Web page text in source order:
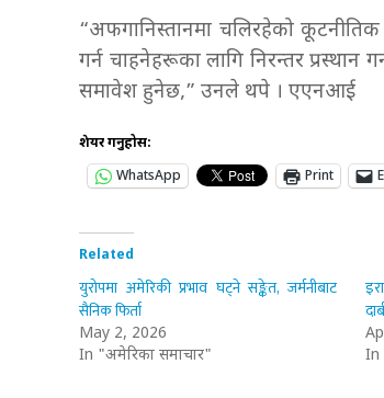
“अफगानिस्तानमा चलिरहेको
गर्न चाहनेहरूका लागि निरन्तर
समावेश हुनेछ,” उनले थपे । एएनआई
शेयर गर्नुहोस:
WhatsApp
Print
Related
युरोपमा अमेरिकी प्रभाव घट्ने सङ्केत, जर्मनीबाट
सैनिक फिर्ता
May 2, 2026
In "अमेरिका समाचार"
In